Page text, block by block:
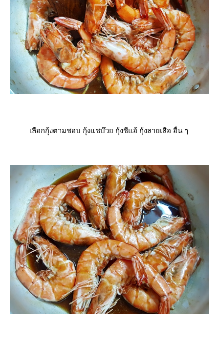
เลือกกุ้งตามชอบ กุ้งแชบ๊วย กุ้งชีแฮ้ กุ้งลายเสือ อื่น ๆ